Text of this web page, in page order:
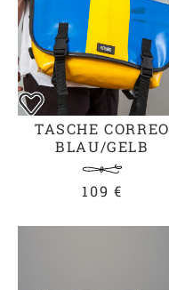
TASCHE CORREO
BLAU/GELB
109 €